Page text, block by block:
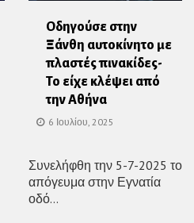
Οδηγούσε στην
Ξάνθη αυτοκίνητο με
πλαστές πινακίδες-
Το είχε κλέψει από
την Αθήνα
6 Ιουλίου, 2025
Συνελήφθη την 5-7-2025 το
απόγευμα στην Εγνατία
οδό...